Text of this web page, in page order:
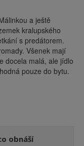
a ještě
kralupského
s predátorem.
Všenek mají
docela malá, ale jídlo
pouze do bytu.
obnáší